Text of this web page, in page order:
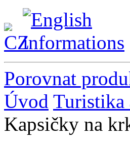
Porovnat
Úvod Turistika
Kapsičky na